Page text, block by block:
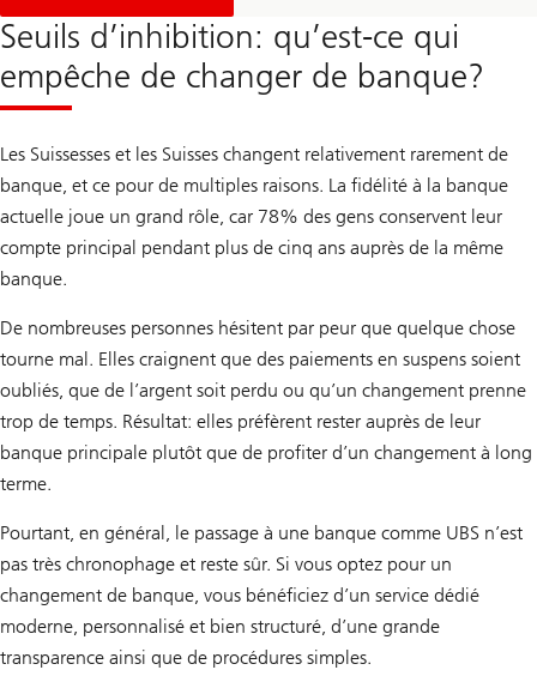
m
t
e
e
c
U
B
B
a
i
g
Seuils d’inhibition: qu’est-ce qui
empêche de changer de banque?
Les Suissesses et les Suisses changent relativement rarement de
banque, et ce pour de multiples raisons. La fidélité à la banque
actuelle joue un grand rôle, car 78% des gens conservent leur
compte principal pendant plus de cinq ans auprès de la même
banque.
De nombreuses personnes hésitent par peur que quelque chose
tourne mal. Elles craignent que des paiements en suspens soient
oubliés, que de l’argent soit perdu ou qu’un changement prenne
trop de temps. Résultat: elles préfèrent rester auprès de leur
banque principale plutôt que de profiter d’un changement à long
terme.
Pourtant, en général, le passage à une banque comme UBS n’est
pas très chronophage et reste sûr. Si vous optez pour un
changement de banque, vous bénéficiez d’un service dédié
moderne, personnalisé et bien structuré, d’une grande
transparence ainsi que de procédures simples.